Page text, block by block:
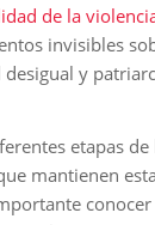
de la
invisibles
y
etapas de
mantienen
conocer